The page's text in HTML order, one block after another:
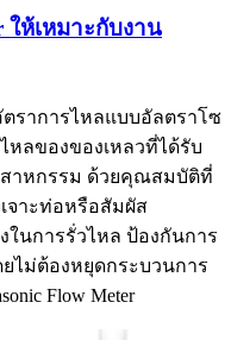
ให้เหมาะกับงาน
ตราการไหลแบบอัลตราโซ
หลของของเหลวที่ได้รับ
าหกรรม ด้วยคุณสมบัติที่
จาะท่อหรือสัมผัส
ในการรั่วไหล ป้องกันการ
ไม่ต้องหยุดกระบวนการ
Flow Meter